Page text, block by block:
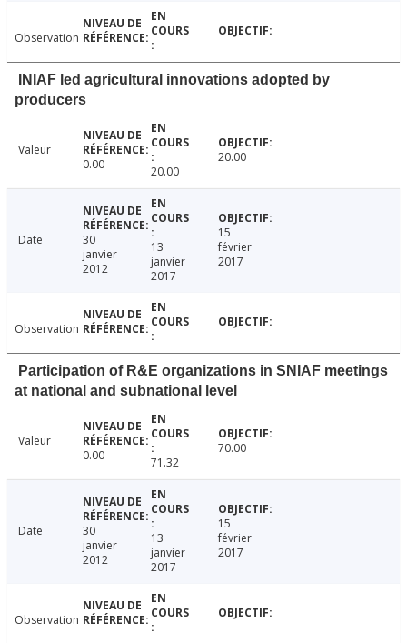
Observation
INIAF led agricultural innovations adopted by
producers
Valeur
0.00
20.00
20.00
Date
30
janvier
2012
13
janvier
2017
15
février
2017
Observation
Participation of R&E organizations in SNIAF meetings
at national and subnational level
Valeur
0.00
71.32
70.00
Date
30
janvier
2012
13
janvier
2017
15
février
2017
Observation